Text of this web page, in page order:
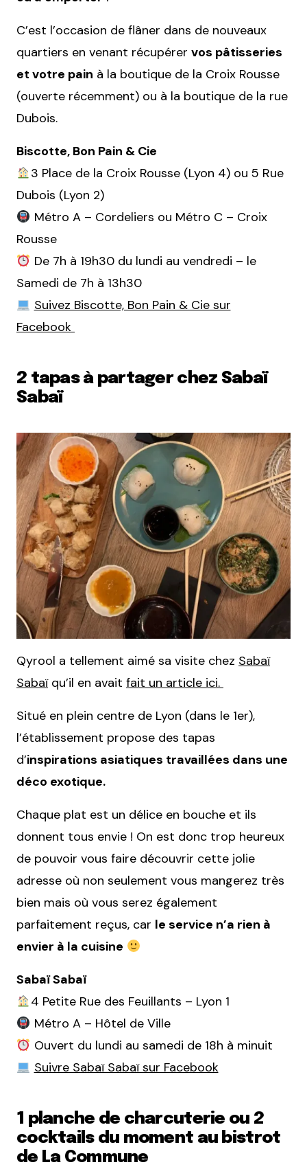
C’est l’occasion de flâner dans de nouveaux
quartiers en venant récupérer vos pâtisseries
et votre pain à la boutique de la Croix Rousse
(ouverte récemment) ou à la boutique de la rue
Dubois.
Biscotte, Bon Pain & Cie
3 Place de la Croix Rousse (Lyon 4) ou 5 Rue
Dubois (Lyon 2)
Métro A – Cordeliers ou Métro C – Croix
Rousse
De 7h à 19h30 du lundi au vendredi – le
Samedi de 7h à 13h30
Suivez Biscotte, Bon Pain & Cie sur
Facebook
2 tapas à partager chez Sabaï
Sabaï
Qyrool a tellement aimé sa visite chez Sabaï
Sabaïqu’il en avait fait un article ici.
Situé en plein centre de Lyon (dans le 1er),
l’établissement propose des tapas
d’inspirations asiatiques travaillées dans une
déco exotique.
Chaque plat est un délice en bouche et ils
donnent tous envie ! On est donc trop heureux
de pouvoir vous faire découvrir cette jolie
adresse où non seulement vous mangerez très
bien mais où vous serez également
parfaitement reçus, car le service n’a rien à
envier à la cuisine
Sabaï Sabaï
4 Petite Rue des Feuillants – Lyon 1
Métro A – Hôtel de Ville
Ouvert du lundi au samedi de 18h à minuit
Suivre Sabaï Sabaï sur Facebook
1 planche de charcuterie ou 2
cocktails du moment au bistrot
de La Commune